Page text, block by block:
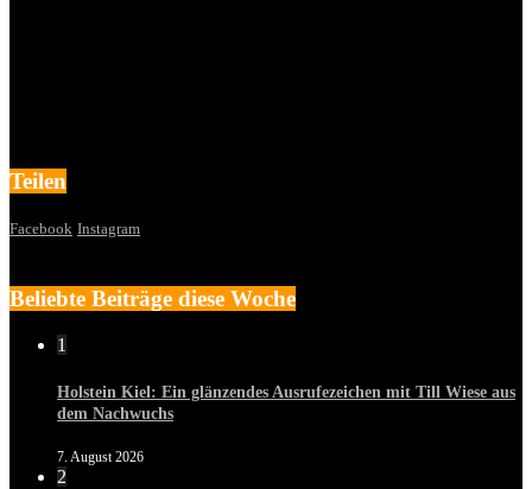
Teilen
Facebook Instagram
Beliebte Beiträge diese Woche
1
Holstein Kiel: Ein glänzendes Ausrufezeichen mit Till Wiese aus
dem Nachwuchs
7. August 2026
2